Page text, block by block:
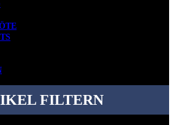
FILTERN